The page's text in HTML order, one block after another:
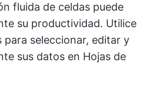
fluida de celdas puede
su productividad. Utilice
para seleccionar, editar y
sus datos en Hojas de